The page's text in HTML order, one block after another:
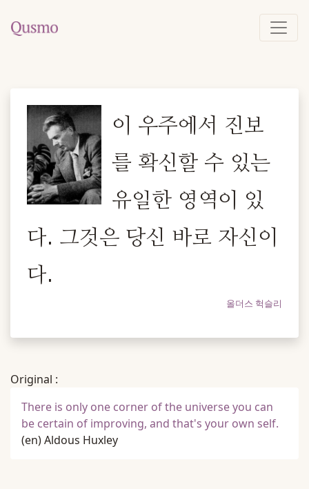
이 우주에서 진보
를 확신할 수 있는
유일한 영역이 있
다. 그것은 당신 바로 자신이
다.
올더스 헉슬리
Original :
There is only one corner of the universe you can
be certain of improving, and that's your own self.
(en)Aldous Huxley